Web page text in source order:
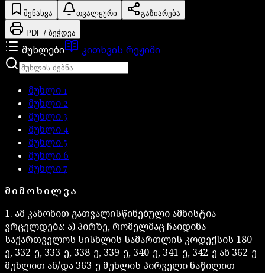
შენახვა თვალყური გაზიარება
PDF / ბეჭდვა
მუხლები კითხვის რეჟიმი
მუხლი 1
მუხლი 2
მუხლი3
მუხლი 4
მუხლი 5
მუხლი 6
მუხლი7
ᲛᲘᲛᲝᲮᲘᲚᲕᲐ
1. ამ კანონით გათვალისწინებული ამნისტია
ვრცელდება: ა) პირზე, რომელმაც ჩაიდინა
საქართველოს სისხლის სამართლის კოდექსის 180-
ე, 332-ე, 333-ე, 338-ე, 339-ე, 340-ე, 341-ე, 342-ე ან 362-ე
მუხლით ან/და 363-ე მუხლის პირველი ნაწილით